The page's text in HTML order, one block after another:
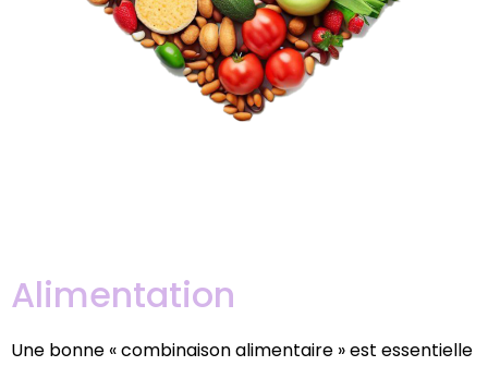
Alimentation
Une bonne « combinaison alimentaire » est essentielle